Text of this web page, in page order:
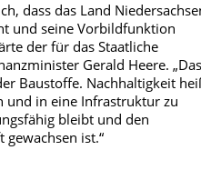
dass das Land
und seine Vorbildfunktion
der für das Staatliche
Gerald Heere.
Baustoffe. Nachhaltigkeit
und in eine Infrastruktur zu
bleibt und den
ist.“